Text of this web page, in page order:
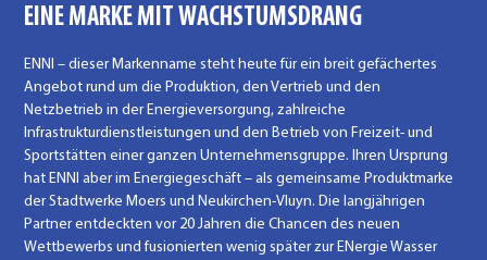
EINE MARKE MIT WACHSTUMSDRANG
ENNI – dieser Markenname steht heute für ein breit gefächertes
Angebot rund um die Produktion, den Vertrieb und den
Netzbetrieb in der Energieversorgung, zahlreiche
Infrastrukturdienstleistungen und den Betrieb von Freizeit- und
Sportstätten einer ganzen Unternehmensgruppe. Ihren Ursprung
hat ENNI aber im Energiegeschäft – als gemeinsame Produktmarke
der Stadtwerke Moers und Neukirchen-Vluyn. Die langjährigen
Partner entdeckten vor 20 Jahren die Chancen des neuen
Wettbewerbs und fusionierten wenig später zur ENergie Wasser